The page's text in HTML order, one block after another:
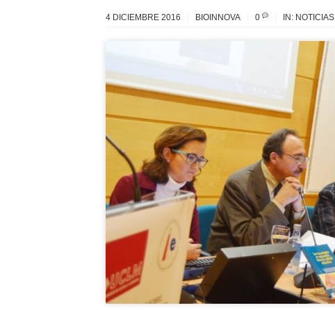
4 DICIEMBRE 2016 BIOINNOVA 0 IN: NOTICIAS